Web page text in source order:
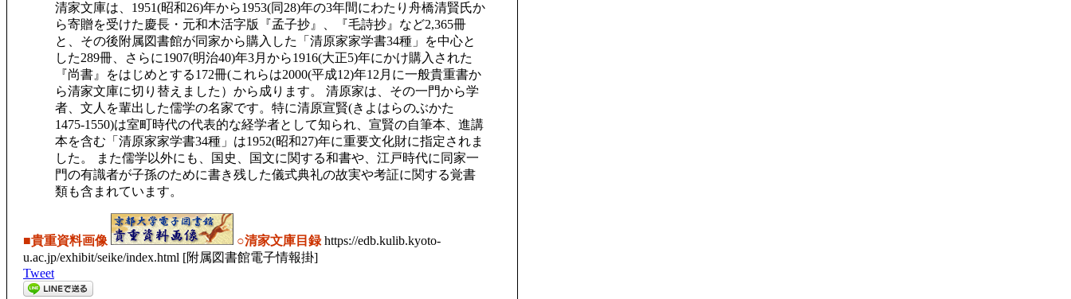
清家文庫は、1951(昭和26)年から1953(同28)年の3年間にわたり舟橋清賢氏か
ら寄贈を受けた慶長・元和木活字版『孟子抄』、『毛詩抄』など2,365冊
と、その後附属図書館が同家から購入した「清原家家学書34種」を中心と
した289冊、さらに1907(明治40)年3月から1916(大正5)年にかけ購入された
『尚書』をはじめとする172冊(これらは2000(平成12)年12月に一般貴重書か
ら清家文庫に切り替えました）から成ります。 清原家は、その一門から学
者、文人を輩出した儒学の名家です。特に清原宣賢(きよはらのぶかた
1475-1550)は室町時代の代表的な経学者として知られ、宣賢の自筆本、進講
本を含む「清原家家学書34種」は1952(昭和27)年に重要文化財に指定されま
した。 また儒学以外にも、国史、国文に関する和書や、江戸時代に同家一
門の有識者が子孫のために書き残した儀式典礼の故実や考証に関する覚書
類も含まれています。
■貴重資料画像 ○清家文庫目録https://edb.kulib.kyoto-
u.ac.jp/exhibit/seike/index.html [附属図書館電子情報掛]
Tweet